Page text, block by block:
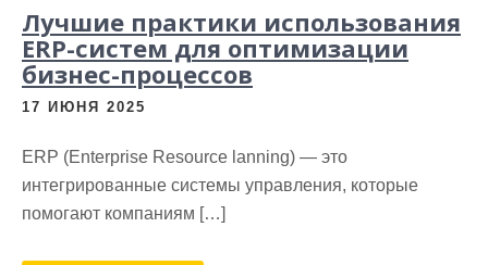
Лучшие практики использования
ERP-систем для оптимизации
бизнес-процессов
17 ИЮНЯ 2025
ERP (Enterprise Resource lanning) — это
интегрированные системы управления, которые
помогают компаниям […]